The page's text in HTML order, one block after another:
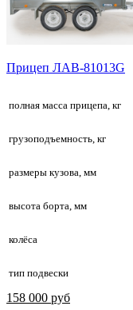
Прицеп ЛАВ-81013G
полная масса прицепа, кг
грузоподъемность, кг
размеры кузова, мм
высота борта, мм
колёса
тип подвески
158 000 руб